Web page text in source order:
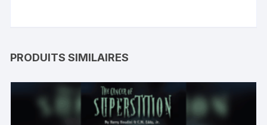
PRODUITS SIMILAIRES